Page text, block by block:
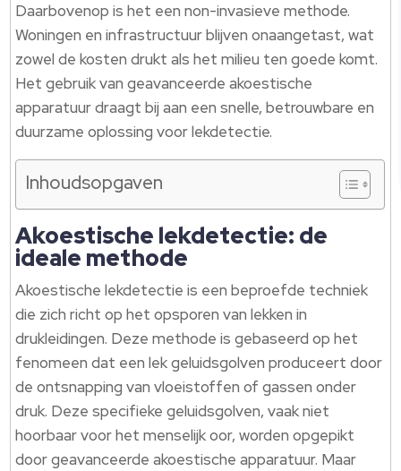
Daarbovenop is het een non-invasieve methode.
Woningen en infrastructuur blijven onaangetast, wat
zowel de kosten drukt als het milieu ten goede komt.
Het gebruik van geavanceerde akoestische
apparatuur draagt bij aan een snelle, betrouwbare en
duurzame oplossing voor lekdetectie.
Inhoudsopgaven
Akoestische lekdetectie: de
ideale methode
Akoestische lekdetectie is een beproefde techniek
die zich richt op het opsporen van lekken in
drukleidingen. Deze methode is gebaseerd op het
fenomeen dat een lek geluidsgolven produceert door
de ontsnapping van vloeistoffen of gassen onder
druk. Deze specifieke geluidsgolven, vaak niet
hoorbaar voor het menselijk oor, worden opgepikt
door geavanceerde akoestische apparatuur. Maar